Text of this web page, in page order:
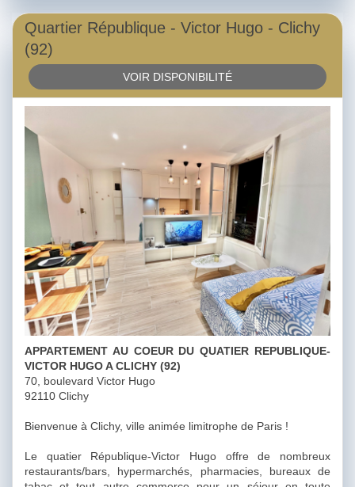
Quartier République - Victor Hugo - Clichy
(92)
VOIR DISPONIBILITÉ
APPARTEMENT AU COEUR DU QUATIER REPUBLIQUE-
VICTOR HUGO A CLICHY (92)
70, boulevard Victor Hugo
92110 Clichy
Bienvenue à Clichy, ville animée limitrophe de Paris !
Le quatier République-Victor Hugo offre de nombreux
restaurants/bars, hypermarchés, pharmacies, bureaux de